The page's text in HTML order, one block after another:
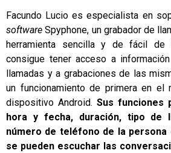
Facundo Lucio es especialista en
softwareSpyphone, un grabador de
herramienta sencilla y de fácil
consigue tener acceso a
llamadas y a grabaciones de las
un funcionamiento de primera en el
dispositivo Android. Sus funciones
hora y fecha, duración, tipo de
número de teléfono de la persona
se pueden escuchar las